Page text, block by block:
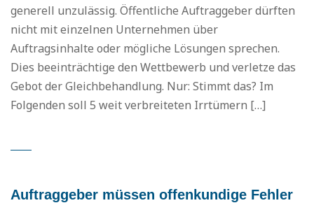
generell unzulässig. Öffentliche Auftraggeber dürften
nicht mit einzelnen Unternehmen über
Auftragsinhalte oder mögliche Lösungen sprechen.
Dies beeinträchtige den Wettbewerb und verletze das
Gebot der Gleichbehandlung. Nur: Stimmt das? Im
Folgenden soll 5 weit verbreiteten Irrtümern […]
Auftraggeber müssen offenkundige Fehler